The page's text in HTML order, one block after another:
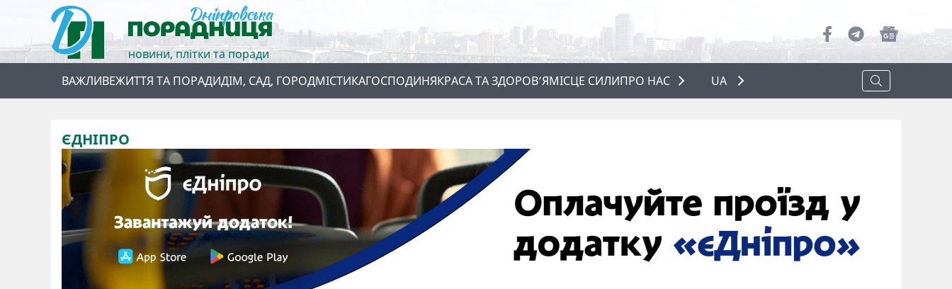
новини, плітки та поради
ВАЖЛИВЕЖИТТЯ ТА ПОРАДИДІМ, САД, ГОРОДМІСТИКАГОСПОДИНЯКРАСА ТА ЗДОРОВ’ЯМІСЦЕ СИЛИПРО НАС
ПРО НАС
UA
ЄДНІПРО